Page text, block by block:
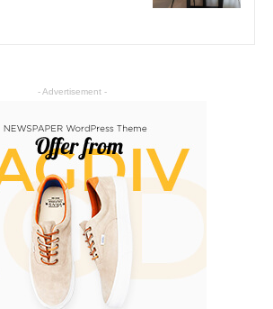
- Advertisement -